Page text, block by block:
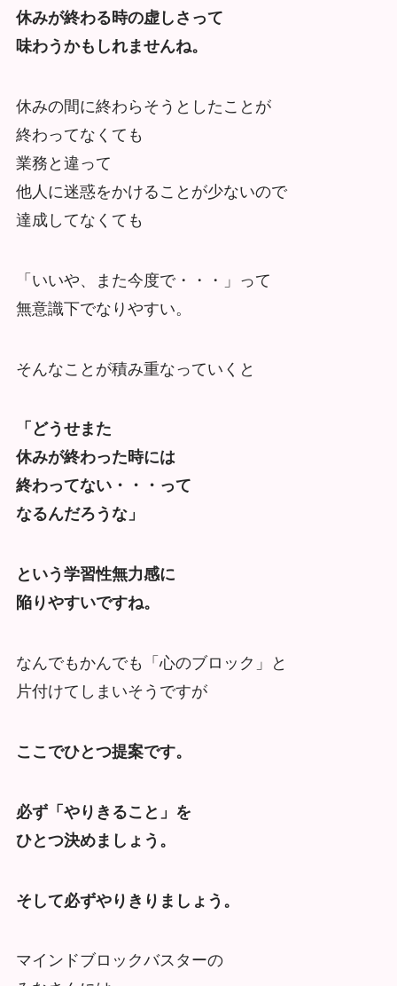
休みが終わる時の虚しさって
味わうかもしれませんね。
休みの間に終わらそうとしたことが
終わってなくても
業務と違って
他人に迷惑をかけることが少ないので
達成してなくても
「いいや、また今度で・・・」って
無意識下でなりやすい。
そんなことが積み重なっていくと
「どうせまた
休みが終わった時には
終わってない・・・って
なるんだろうな」
という学習性無力感に
陥りやすいですね。
なんでもかんでも「心のブロック」と
片付けてしまいそうですが
ここでひとつ提案です。
必ず「やりきること」を
ひとつ決めましょう。
そして必ずやりきりましょう。
マインドブロックバスターの